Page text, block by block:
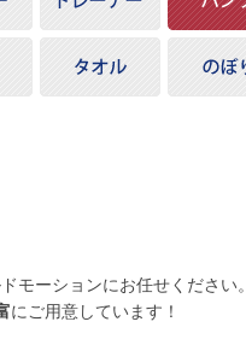
モーションにお任せください。
にご用意しています！